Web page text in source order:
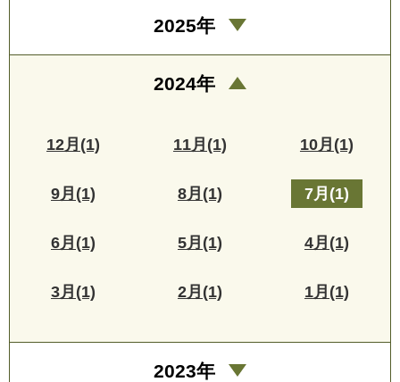
2025年
2024年
12月(1) 11月(1) 10月(1)
9月(1) 8月(1) 7月(1)
6月(1) 5月(1) 4月(1)
3月(1) 2月(1) 1月(1)
2023年